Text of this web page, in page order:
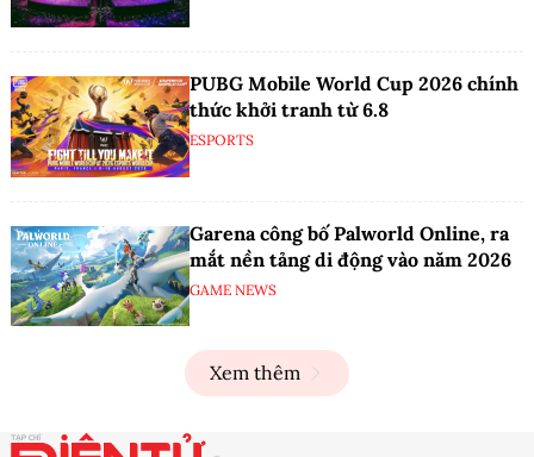
PUBG Mobile World Cup 2026 chính
thức khởi tranh từ 6.8
ESPORTS
Garena công bố Palworld Online, ra
mắt nền tảng di động vào năm 2026
GAME NEWS
Xem thêm